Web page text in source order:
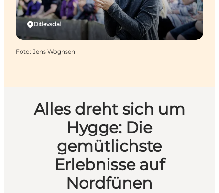
Ditlevsdal
Foto: Jens Wognsen
Alles dreht sich um
Hygge: Die
gemütlichste
Erlebnisse auf
Nordfünen